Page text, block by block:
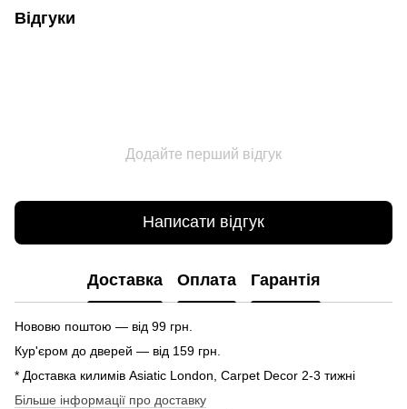
Відгуки
Додайте перший відгук
Написати відгук
Доставка Оплата Гарантія
Нововю поштою — від 99 грн.
Кур'єром до дверей — від 159 грн.
* Доставка килимів Asiatic London, Carpet Decor 2-3 тижні
Більше інформації про доставку